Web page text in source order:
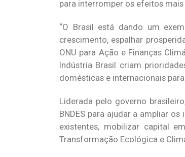
para interromper os efeitos
“O Brasil está dando um
crescimento, espalhar
ONU para Ação e Finanças
Indústria Brasil criam
domésticas e internacionais
Liderada pelo governo
BNDES para ajudar a ampliar
existentes, mobilizar capital
Transformação Ecológica e